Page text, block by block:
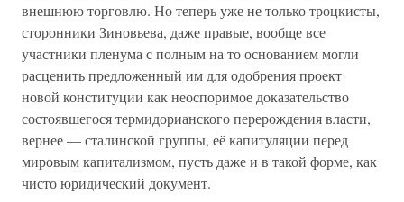
внешнюю торговлю. Но теперь уже не только троцкисты,
сторонники Зиновьева, даже правые, вообще все
участники пленума с полным на то основанием могли
расценить предложенный им для одобрения проект
новой конституции как неоспоримое доказательство
состоявшегося термидорианского перерождения власти,
вернее — сталинской группы, её капитуляции перед
мировым капитализмом, пусть даже и в такой форме, как
чисто юридический документ.